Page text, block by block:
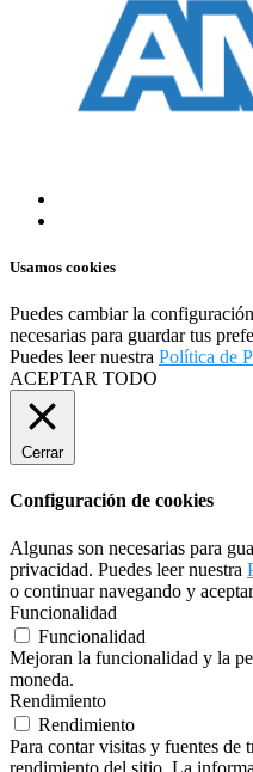
Usamos cookies
Puedes cambiar la
necesarias para guardar tus
Puedes leer nuestra Política de
ACEPTAR TODO
Cerrar
Configuración de cookies
Algunas son necesarias para
privacidad. Puedes leer nuestra
o continuar navegando y
Funcionalidad
Funcionalidad
Mejoran la funcionalidad y la
moneda.
Rendimiento
Rendimiento
Para contar visitas y fuentes de
rendimiento del sitio. La